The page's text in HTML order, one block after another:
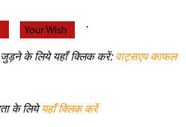
.
के लिये यहाँ क्लिक करें:वाट्सएप काफल
के लियेयहाँ क्लिक करें